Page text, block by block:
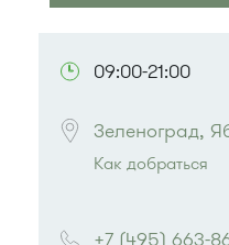
09:00-21:00
Зеленоград,
Как добраться
Автобусы № 3, 9,
+7 (495) 663-